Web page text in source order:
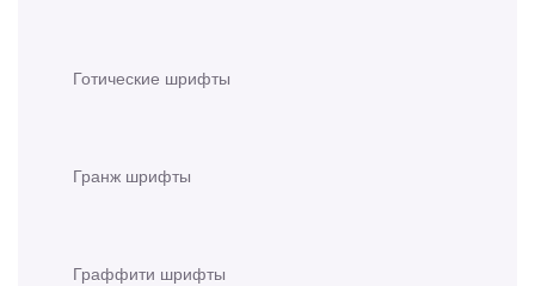
Готические шрифты
Гранж шрифты
Граффити шрифты